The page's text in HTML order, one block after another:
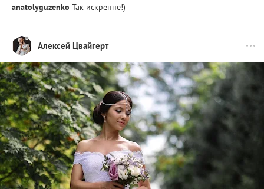
anatolyguzenko Так искренне!)
Алексей Цвайгерт